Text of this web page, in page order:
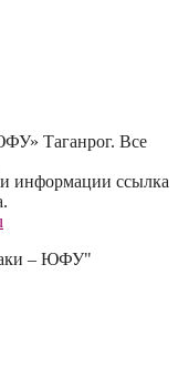
Таганрог. Все
информации ссылка
– ЮФУ"